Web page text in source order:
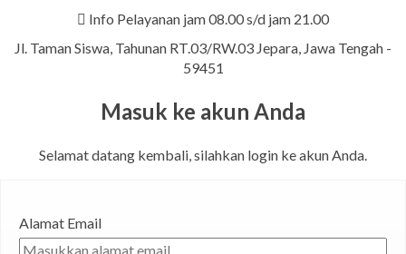
Info Pelayanan jam 08.00 s/d jam 21.00
Jl. Taman Siswa, Tahunan RT.03/RW.03 Jepara, Jawa Tengah -
59451
Masuk ke akun Anda
Selamat datang kembali, silahkan login ke akun Anda.
Alamat Email